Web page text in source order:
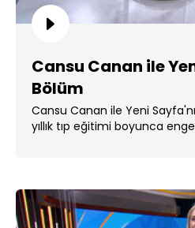
Cansu Canan ile
Bölüm
Cansu Canan ile Yeni
yıllık tıp eğitimi boyunca